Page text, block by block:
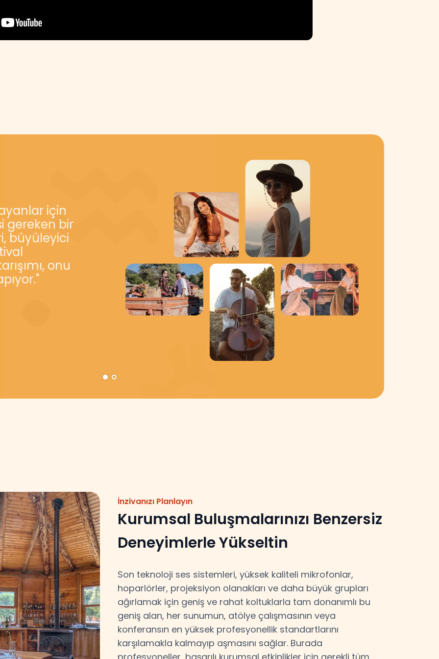
için
gereken bir
büyüleyici
onu
her
için, enerji için
geri
İnzivanızı Planlayın
Kurumsal Buluşmalarınızı Benzersiz
Deneyimlerle Yükseltin
Son teknoloji ses sistemleri, yüksek kaliteli mikrofonlar,
hoparlörler, projeksiyon olanakları ve daha büyük grupları
ağırlamak için geniş ve rahat koltuklarla tam donanımlı bu
geniş alan, her sunumun, atölye çalışmasının veya
konferansın en yüksek profesyonellik standartlarını
karşılamakla kalmayıp aşmasını sağlar. Burada